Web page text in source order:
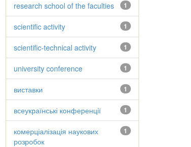
1
research school of the faculties
1
scientific activity
1
scientific-technical activity
1
university conference
1
виставки
1
всеукраїнські конференції
1
комерціалізація наукових
розробок